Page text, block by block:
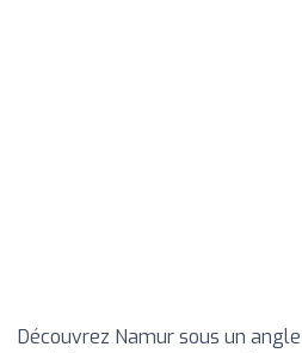
Découvrez Namur sous un